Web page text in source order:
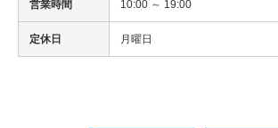
営業時間 10:00 ～ 19:00
定休日 月曜日